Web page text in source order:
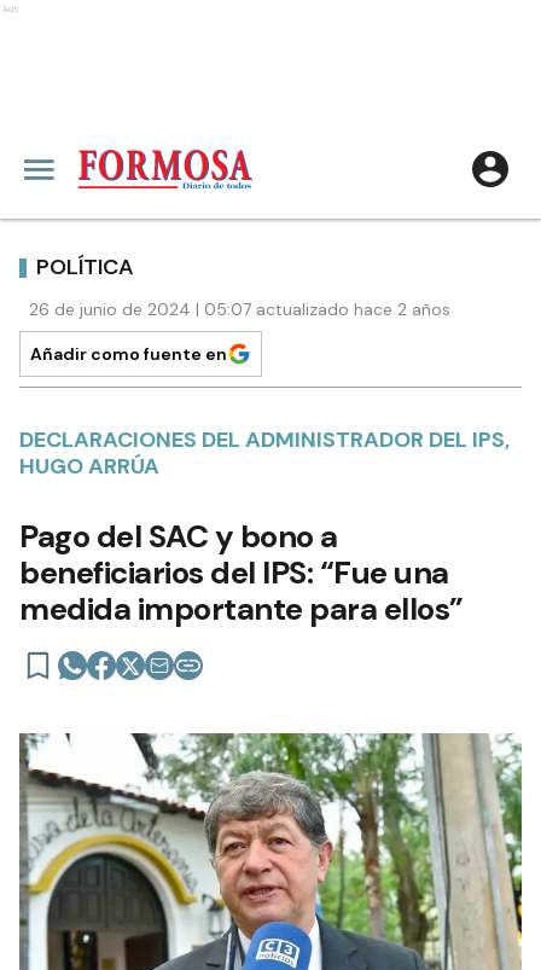
Ads
POLÍTICA
26 de junio de 2024 | 05:07 actualizado hace 2 años
Añadir como fuente en
DECLARACIONES DEL ADMINISTRADOR DEL IPS,
HUGO ARRÚA
Pago del SAC y bono a
beneficiarios del IPS: “Fue una
medida importante para ellos”